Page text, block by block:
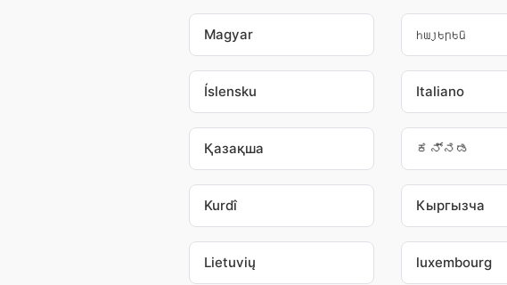
Magyar հայերեն
Íslensku Italiano
Қазақша ಕನ್ನಡ
Kurdî Кыргызча
Lietuvių luxembourg